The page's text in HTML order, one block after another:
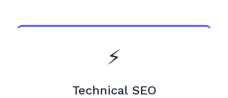
⚡
Technical SEO